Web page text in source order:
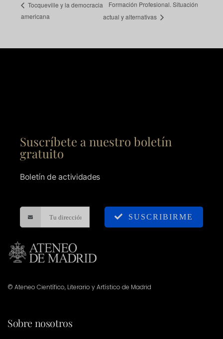
Tocqueville y la democracia
americana
Formación Profesional. Situación
actual y alternativas
Suscríbete a nuestro boletín
gratuito
Boletín de actividades
SUSCRIBIRME
© Ateneo Científico, Literario y Artístico de Madrid
Sobre nosotros